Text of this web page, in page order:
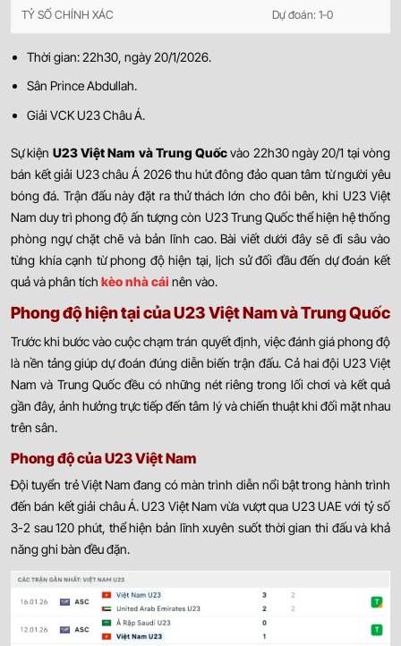
TỶ SỐ CHÍNH XÁC Dự đoán: 1-0
Thời gian: 22h30, ngày 20/1/2026.
Sân Prince Abdullah.
Giải VCK U23 Châu Á.
Sự kiện U23 Việt Nam và Trung Quốcvào 22h30 ngày 20/1 tại vòng
bán kết giải U23 châu Á 2026 thu hút đông đảo quan tâm từ người yêu
bóng đá. Trận đấu này đặt ra thử thách lớn cho đôi bên, khi U23 Việt
Nam duy trì phong độ ấn tượng còn U23 Trung Quốc thể hiện hệ thống
phòng ngự chặt chẽ và bản lĩnh cao. Bài viết dưới đây sẽ đi sâu vào
từng khía cạnh từ phong độ hiện tại, lịch sử đối đầu đến dự đoán kết
quả và phân tích kèo nhà cái nên vào.
Phong độ hiện tại của U23 Việt Nam và Trung Quốc
Trước khi bước vào cuộc chạm trán quyết định, việc đánh giá phong độ
là nền tảng giúp dự đoán đúng diễn biến trận đấu. Cả hai đội U23 Việt
Nam và Trung Quốc đều có những nét riêng trong lối chơi và kết quả
gần đây, ảnh hưởng trực tiếp đến tâm lý và chiến thuật khi đối mặt nhau
trên sân.
Phong độ của U23 Việt Nam
Đội tuyển trẻ Việt Nam đang có màn trình diễn nổi bật trong hành trình
đến bán kết giải châu Á. U23 Việt Nam vừa vượt qua U23 UAE với tỷ số
3-2 sau 120 phút, thể hiện bản lĩnh xuyên suốt thời gian thi đấu và khả
năng ghi bàn đều đặn.